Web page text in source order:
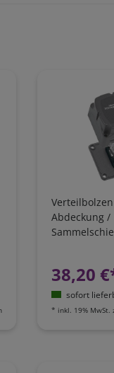
Abdeckung /
38,20
sofort
* inkl. 19% MwSt.